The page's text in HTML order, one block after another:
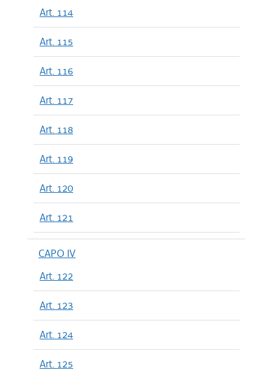
Art. 114
Art. 115
Art. 116
Art. 117
Art. 118
Art. 119
Art. 120
Art. 121
CAPO IV
Art. 122
Art. 123
Art. 124
Art. 125